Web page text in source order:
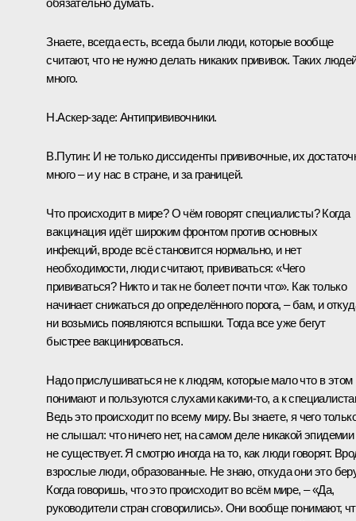
Знаете, всегда есть, всегда были люди, которые вообще
считают, что не нужно делать никаких прививок. Таких
много.
Н.Аскер-заде: Антипрививочники.
В.Путин: И не только диссиденты прививочные, их
много – и у нас в стране, и за границей.
Что происходит в мире? О чём говорят специалисты? Когда
вакцинация идёт широким фронтом против основных
инфекций, вроде всё становится нормально, и нет
необходимости, люди считают, прививаться: «Чего
прививаться? Никто и так не болеет почти что». Как только
начинает снижаться до определённого порога, – бам, и
ни возьмись появляются вспышки. Тогда все уже бегут
быстрее вакцинироваться.
Надо прислушиваться не к людям, которые мало что в этом
понимают и пользуются слухами какими-то, а к
Ведь это происходит по всему миру. Вы знаете, я чего
не слышал: что ничего нет, на самом деле никакой эпидемии
не существует. Я смотрю иногда на то, как люди говорят.
взрослые люди, образованные. Не знаю, откуда они это
Когда говоришь, что это происходит во всём мире, – «Да,
руководители стран сговорились». Они вообще понимают,